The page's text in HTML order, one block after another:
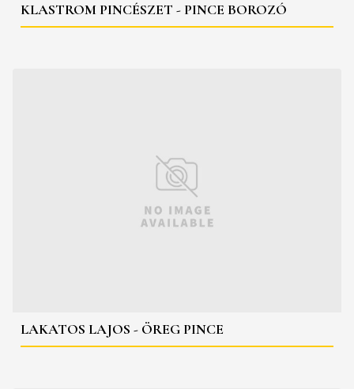
KLASTROM PINCÉSZET - PINCE BOROZÓ
LAKATOS LAJOS - ÖREG PINCE